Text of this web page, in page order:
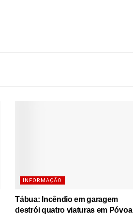
INFORMAÇÃO
Tábua: Incêndio em garagem
destrói quatro viaturas em Póvoa